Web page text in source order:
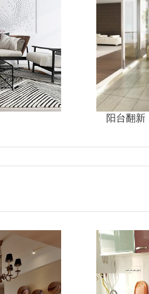
阳台翻新